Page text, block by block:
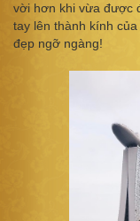
vời hơn khi vừa được
tay lên thành kính
đẹp ngỡ ngàng!